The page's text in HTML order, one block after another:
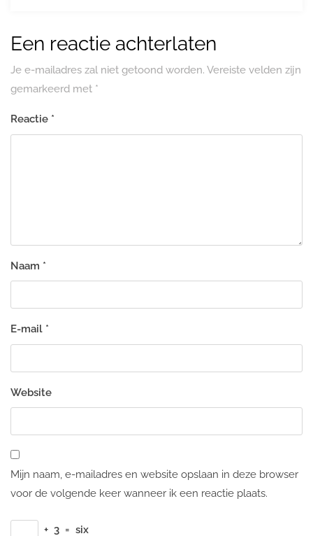
Een reactie achterlaten
Je e-mailadres zal niet getoond worden. Vereiste velden zijn
gemarkeerd met *
Reactie *
Naam *
E-mail *
Website
Mijn naam, e-mailadres en website opslaan in deze browser
voor de volgende keer wanneer ik een reactie plaats.
+ 3 = six